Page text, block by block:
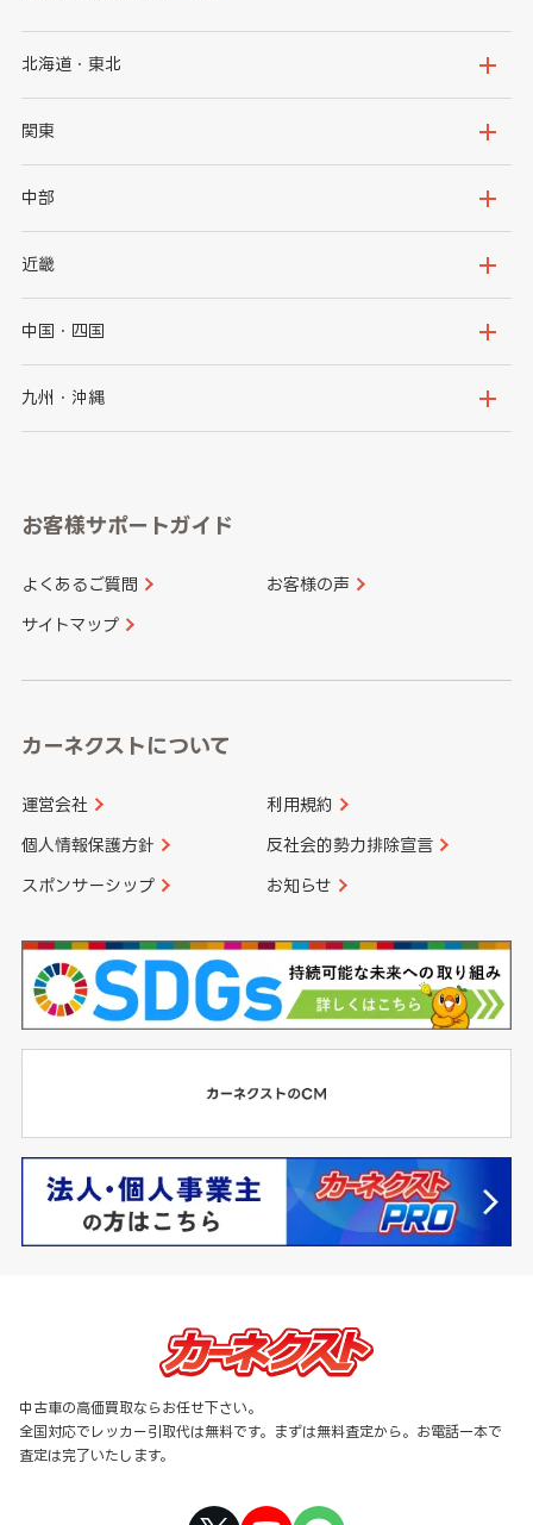
北海道・東北
北海道
岩手県
秋田県
関東
茨城県
群馬県
千葉県
神奈川県
中部
新潟県
石川県
山梨県
愛知県
近畿
大阪府
京都府
和歌山県
中国・四国
鳥取県
山口県
香川県 愛媛県
九州・沖縄
長崎県
大分県 宮崎県
お客様サポートガイド
よくあるご質問 お客様の声
サイトマップ
カーネクストについて
運営会社 利用規約
個人情報保護方針 反社会的勢力排除宣言
スポンサーシップ お知らせ
中古車の高価買取ならお任せ下さい。
全国対応でレッカー引取代は無料です。まずは無料査定から。お電話一本で
査定は完了いたします。